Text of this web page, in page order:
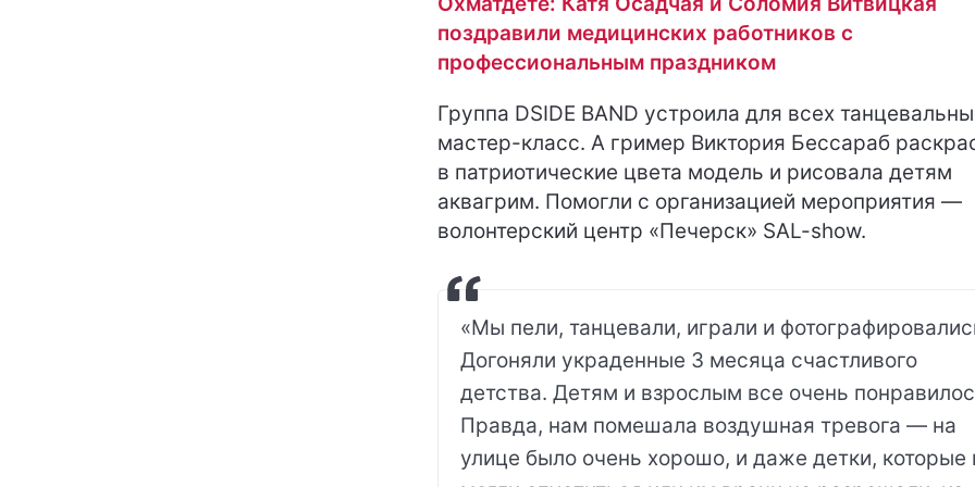
поздравили медицинских работников с
профессиональным праздником
Группа DSIDE BAND устроила для всех
мастер-класс. А гример Виктория Бессараб
в патриотические цвета модель и рисовала детям
аквагрим. Помогли с организацией мероприятия —
волонтерский центр «Печерск» SAL-show.
«Мы пели, танцевали, играли и
Догоняли украденные 3 месяца счастливого
детства. Детям и взрослым все очень
Правда, нам помешала воздушная тревога — на
улице было очень хорошо, и даже детки, которые